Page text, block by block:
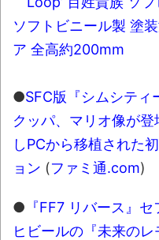
ソフトビニール製 塗
ア 全高約200mm
●SFC版『シムシティ
クッパ、マリオ像が
しPCから移植された
ョン (ファミ通.com)
● 『FF7 リバース』
ヒビールの『未来の